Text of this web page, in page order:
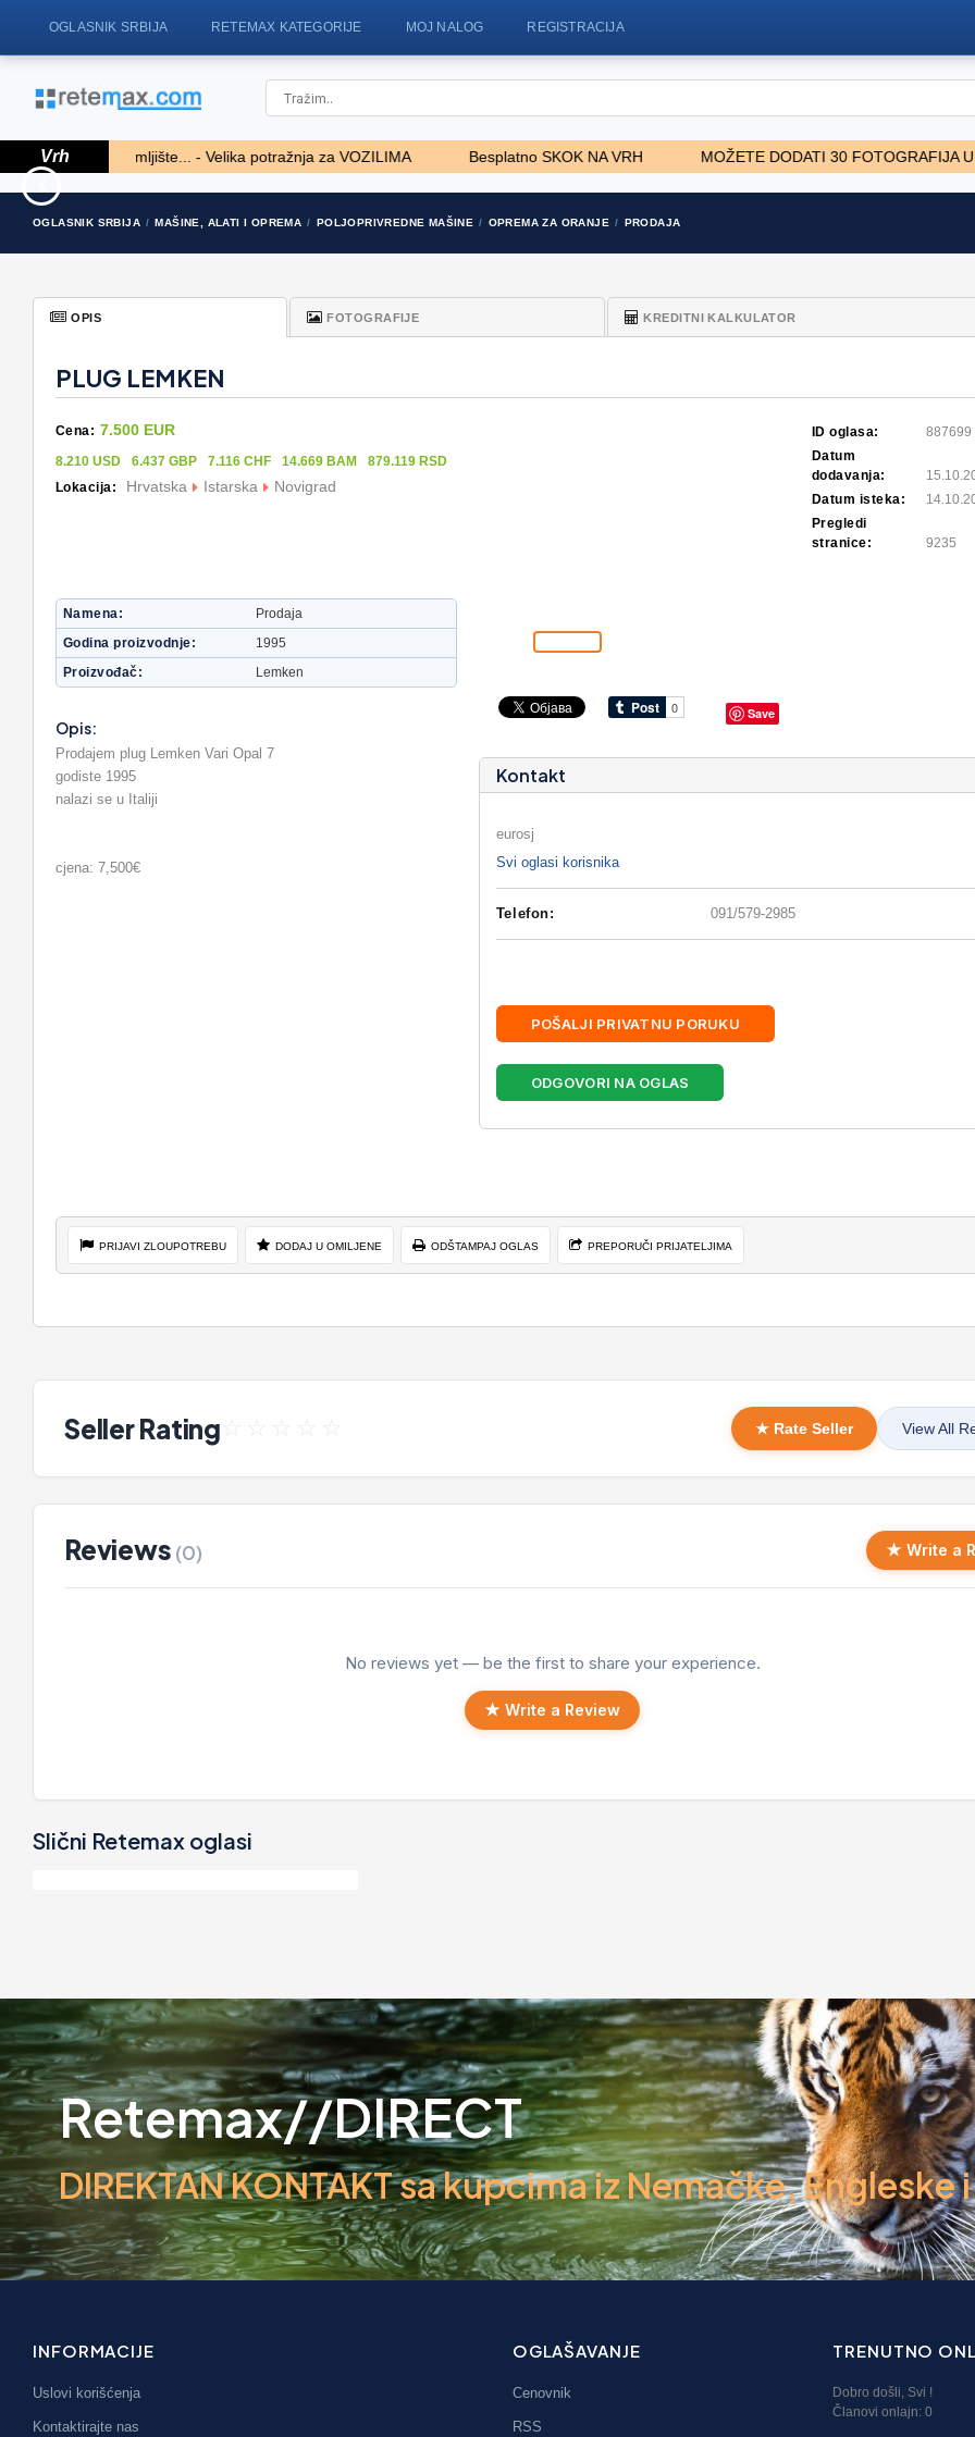
OGLASNIK SRBIJA RETEMAX KATEGORIJE MOJ NALOG REGISTRACIJA
Vrh
vilu, zemljište... - Velika potražnja za VOZILIMA Besplatno SKOK NA VRH MOŽETE DODATI 30 FOTOGRAFIJA U
BADERNA okolica-građevinsko
zemljište
34' Sea Ray 340 Sundancer 2002
69.700 EUR
(w/m)
OGLASNIK SRBIJA MAŠINE, ALATI I OPREMA POLJOPRIVREDNE MAŠINE OPREMA ZA ORANJE PRODAJA
OPIS FOTOGRAFIJE KREDITNI KALKULATOR
PLUG LEMKEN
Cena: 7.500 EUR
8.210 USD 6.437 GBP 7.116 CHF 14.669 BAM
879.119 RSD
Lokacija:
Hrvatska Istarska Novigrad
ID oglasa:
887699
Datum
dodavanja:
Datum isteka:
Pregledi
stranice:
9235
Namena
Prodaja
Godina proizvodnje
1995
Proizvođač
Lemken
Opis:
Prodajem plug Lemken Vari Opal 7
godiste 1995
nalazi se u Italiji
cjena: 7,500€
Save
Kontakt
eurosj
Svi oglasi korisnika
Telefon: 091/579-2985
POŠALJI PRIVATNU PORUKU
ODGOVORI NA OGLAS
PRIJAVI ZLOUPOTREBU DODAJ U OMILJENE ODŠTAMPAJ OGLAS PREPORUČI PRIJATELJIMA
Seller Rating ☆ ☆ ☆ ☆ ☆ ★ Rate Seller View All
Reviews (0) ★ Write a
No reviews yet — be the first to share your experience.
★ Write a Review
Slični Retemax oglasi
Retemax//DIRECT
DIREKTAN KONTAKT sa kupcima iz Nemačke,
INFORMACIJE
Uslovi korišćenja
Kontaktirajte nas
OGLAŠAVANJE
Cenovnik
RSS
TRENUTNO
Dobro došli, Svi !
Članovi onlajn:0